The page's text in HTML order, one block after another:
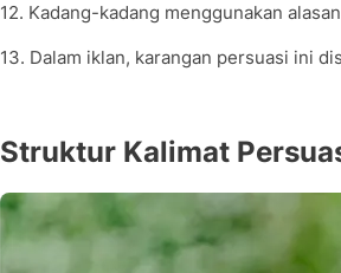
12. Kadang-kadang menggunakan
13. Dalam iklan, karangan persuasi ini
Struktur Kalimat